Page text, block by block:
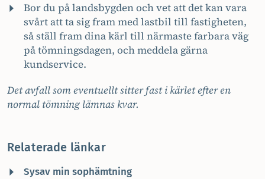
Bor du på landsbygden och vet att det kan vara
svårt att ta sig fram med lastbil till fastigheten,
så ställ fram dina kärl till närmaste farbara väg
på tömningsdagen, och meddela gärna
kundservice.
Det avfall som eventuellt sitter fast i kärlet efter en
normal tömning lämnas kvar.
Relaterade länkar
Sysav min sophämtning